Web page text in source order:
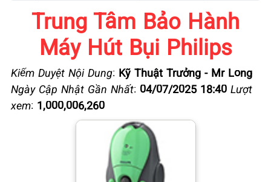
Trung Tâm Bảo Hành
Máy Hút Bụi Philips
Kiểm Duyệt Nội Dung: Kỹ Thuật Trưởng - Mr Long
Ngày Cập Nhật Gần Nhất: 04/07/2025 18:40 Lượt
xem: 1,000,006,260